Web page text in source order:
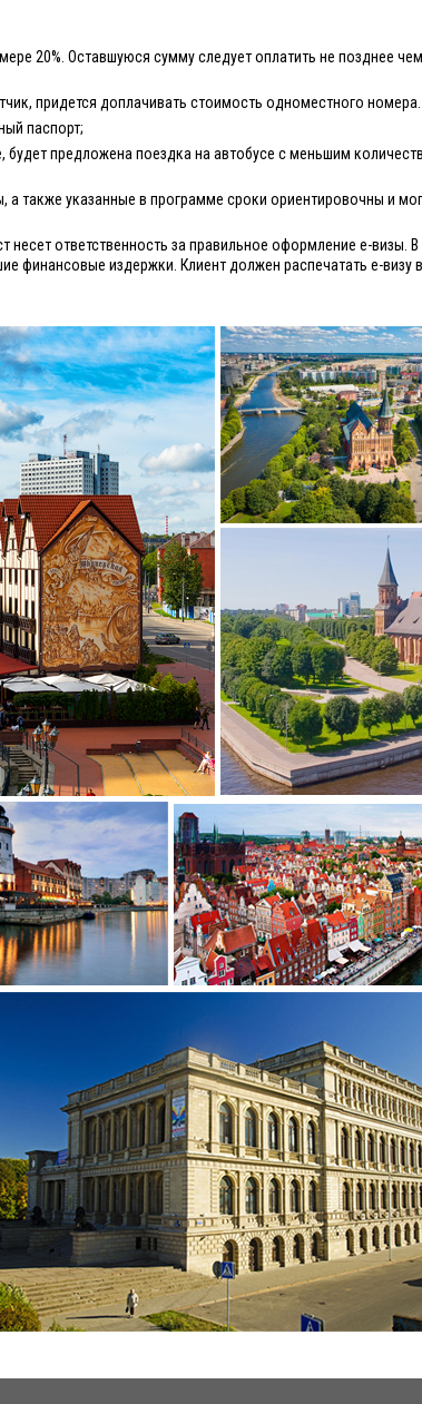
20%. Оставшуюся сумму следует оплатить не позднее
придется доплачивать стоимость одноместного номера.
паспорт;
предложена поездка на автобусе с меньшим
также указанные в программе сроки ориентировочны и
ответственность за правильное оформление е-визы. В
финансовые издержки. Клиент должен распечатать е-визу